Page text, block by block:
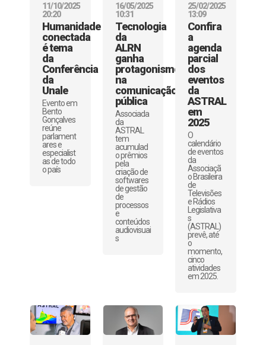
11/10/2025
20:20
Humanidade
conectada
é tema
da
Conferência
da
Unale
Evento em
Bento
Gonçalves
reúne
parlament
ares e
especialist
as de todo
o país
16/05/2025
10:31
Tecnologia
da
ALRN
ganha
protagonismo
na
comunicação
pública
Associada
da
ASTRAL
tem
acumulad
o prêmios
pela
criação de
softwares
de gestão
de
processos
e
conteúdos
audiovisuai
s
25/02/2025
13:09
Confira
a
agenda
parcial
dos
eventos
da
ASTRAL
em
2025
O
calendário
de eventos
da
Associaçã
o Brasileira
de
Televisões
e Rádios
Legislativa
s
(ASTRAL)
prevê, até
o
momento,
cinco
atividades
em 2025.